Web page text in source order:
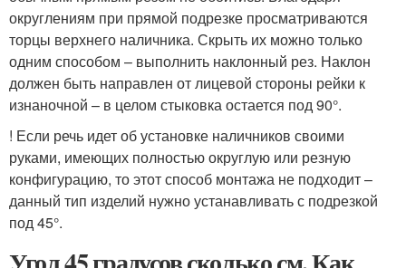
округлениям при прямой подрезке просматриваются
торцы верхнего наличника. Скрыть их можно только
одним способом – выполнить наклонный рез. Наклон
должен быть направлен от лицевой стороны рейки к
изнаночной – в целом стыковка остается под 90°.
! Если речь идет об установке наличников своими
руками, имеющих полностью округлую или резную
конфигурацию, то этот способ монтажа не подходит –
данный тип изделий нужно устанавливать с подрезкой
под 45°.